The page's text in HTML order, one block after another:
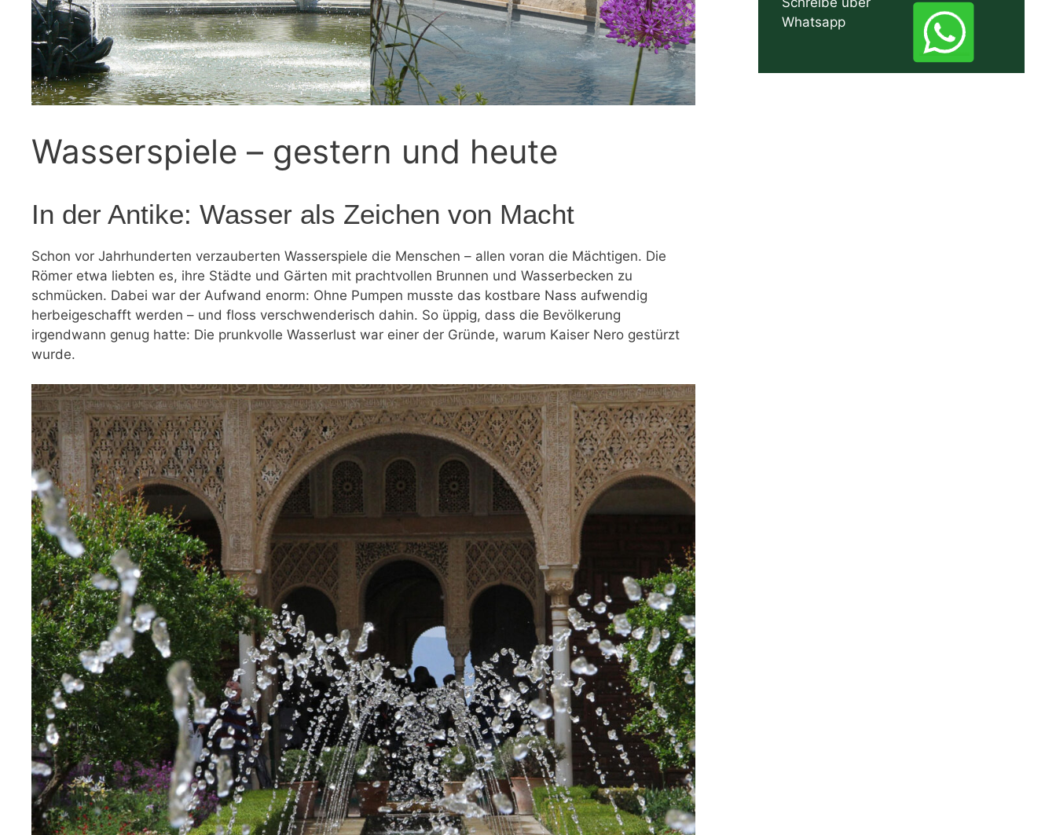
Wasserspiele – gestern und heute
In der Antike: Wasser als Zeichen von Macht
Schon vor Jahrhunderten verzauberten Wasserspiele die Menschen – allen voran die Mächtigen. Die
Römer etwa liebten es, ihre Städte und Gärten mit prachtvollen Brunnen und Wasserbecken zu
schmücken. Dabei war der Aufwand enorm: Ohne Pumpen musste das kostbare Nass aufwendig
herbeigeschafft werden – und floss verschwenderisch dahin. So üppig, dass die Bevölkerung
irgendwann genug hatte: Die prunkvolle Wasserlust war einer der Gründe, warum Kaiser Nero gestürzt
wurde.
Whatsapp